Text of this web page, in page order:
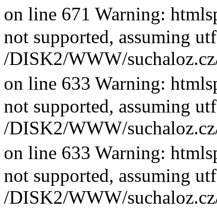
on line 671 Warning:
not supported, assuming
/DISK2/WWW/
on line 633 Warning:
not supported, assuming
/DISK2/WWW/
on line 633 Warning:
not supported, assuming
/DISK2/WWW/